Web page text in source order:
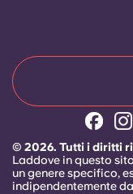
© 2026. Tutti i diritti
Laddove in questo
un genere specifico,
indipendentemente